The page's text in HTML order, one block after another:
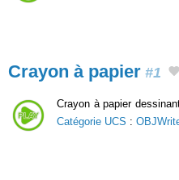
Crayon à papier #1
Crayon à papier
Catégorie UCS :